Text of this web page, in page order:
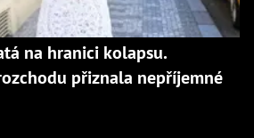
na hranici kolapsu.
přiznala nepříjemné